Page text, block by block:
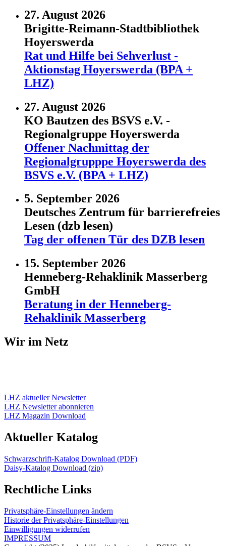
27. August 2026
Brigitte-Reimann-Stadtbibliothek
Hoyerswerda
Rat und Hilfe bei Sehverlust -
Aktionstag Hoyerswerda (BPA +
LHZ)
27. August 2026
KO Bautzen des BSVS e.V. -
Regionalgruppe Hoyerswerda
Offener Nachmittag der
Regionalgrupppe Hoyerswerda des
BSVS e.V. (BPA + LHZ)
5. September 2026
Deutsches Zentrum für barrierefreies
Lesen (dzb lesen)
Tag der offenen Tür des DZB lesen
15. September 2026
Henneberg-Rehaklinik Masserberg
GmbH
Beratung in der Henneberg-
Rehaklinik Masserberg
Wir im Netz
LHZ aktueller Newsletter
LHZ Newsletter abonnieren
LHZ Magazin Download
Aktueller Katalog
Schwarzschrift-Katalog Download (PDF)
Daisy-Katalog Download (zip)
Rechtliche Links
Privatsphäre-Einstellungen ändern
Historie der Privatsphäre-Einstellungen
Einwilligungen widerrufen
IMPRESSUM